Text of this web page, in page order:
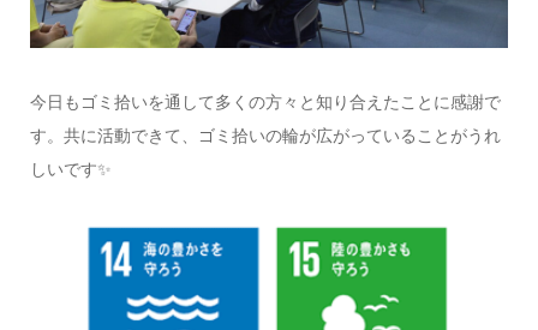
今日もゴミ拾いを通して多くの方々と知り合えたことに感謝で
す。共に活動できて、ゴミ拾いの輪が広がっていることがうれ
しいです✨